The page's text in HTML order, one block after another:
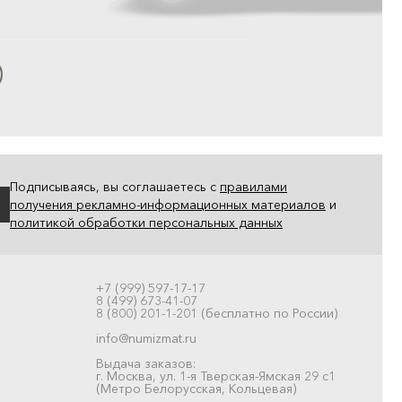
Подписываясь, вы соглашаетесь с правилами
получения рекламно-информационных материалов и
политикой обработки персональных данных
+7 (999) 597-17-17
8 (499) 673-41-07
8 (800) 201-1-201 (бесплатно по России)
info@numizmat.ru
Выдача заказов:
г. Москва, ул. 1-я Тверская-Ямская 29 с1
(Метро Белорусская, Кольцевая)